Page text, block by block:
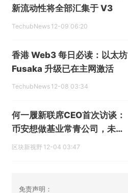
新流动性将全部汇集于 V3
TechubNews 12-09 06:20
香港 Web3 每日必读：以太坊
Fusaka 升级已在主网激活
TechubNews 12-08 03:34
何一履新联席CEO首次访谈：
币安想做基业常青公司，未来
瞄准三大核心主线
区块新视野 12-04 03:47
免责声明：